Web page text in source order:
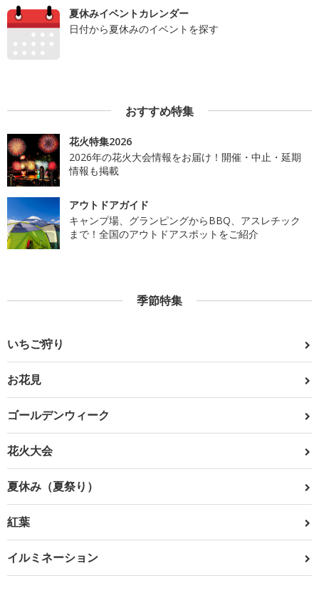
夏休みイベントカレンダー
日付から夏休みのイベントを探す
おすすめ特集
花火特集2026
2026年の花火大会情報をお届け！開催・中止・延期
情報も掲載
アウトドアガイド
キャンプ場、グランピングからBBQ、アスレチック
まで！全国のアウトドアスポットをご紹介
季節特集
いちご狩り
お花見
ゴールデンウィーク
花火大会
夏休み（夏祭り）
紅葉
イルミネーション